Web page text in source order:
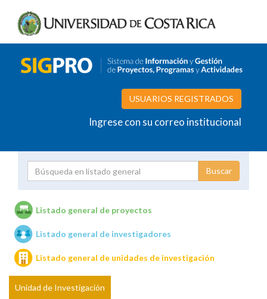
USUARIOS REGISTRADOS
Ingrese con su correo institucional
Unidades de investigación
Listado general de proyectos
Listado general de investigadores
Listado general de unidades de investigación
Unidad de Investigación